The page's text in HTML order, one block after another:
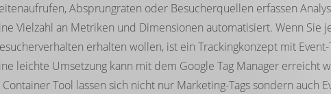
Absprungraten oder Besucherquellen erfassen
Vielzahl an Metriken und Dimensionen automatisiert. Wenn Sie
erhalten wollen, ist ein Trackingkonzept mit
leichte Umsetzung kann mit dem Google Tag Manager erreicht
Container Tool lassen sich nicht nur Marketing-Tags sondern auch